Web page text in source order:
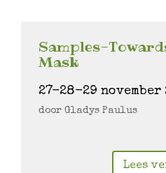
Samples-
Mask
27-28-29 november
door Gladys Paulus
Lees